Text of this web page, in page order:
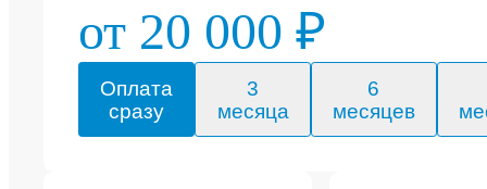
от 20 000 ₽
Оплата
сразу
3
месяца
6
месяцев